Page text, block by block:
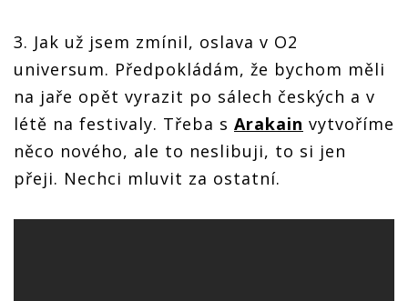
3. Jak už jsem zmínil, oslava v O2
universum. Předpokládám, že bychom měli
na jaře opět vyrazit po sálech českých a v
létě na festivaly. Třeba s Arakain vytvoříme
něco nového, ale to neslibuji, to si jen
přeji. Nechci mluvit za ostatní.